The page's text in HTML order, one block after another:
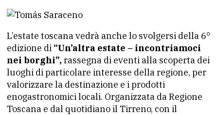
L’estate toscana vedrà anche lo svolgersi della 6°
edizione di “Un’altra estate – incontriamoci
nei borghi”, rassegna di eventi alla scoperta dei
luoghi di particolare interesse della regione, per
valorizzare la destinazione e i prodotti
enogastronomici locali. Organizzata da Regione
Toscana e dal quotidiano il Tirreno, con il